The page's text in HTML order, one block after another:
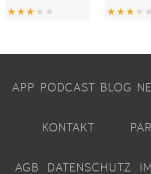
APP PODCAST BLOG
KONTAKT
AGB DATENSCHUTZ